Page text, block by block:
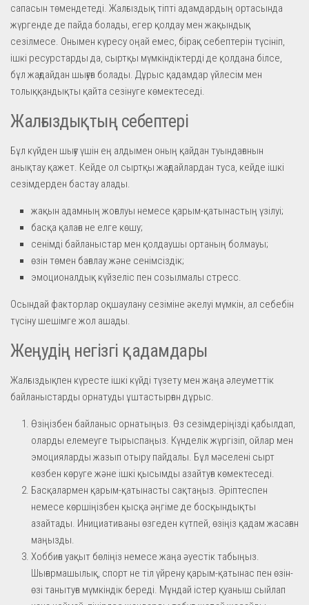
сапасын төмендетеді. Жалғыздық тіпті адамдардың ортасында
жүргенде де пайда болады, егер қолдау мен жақындық
сезілмесе. Онымен күресу оңай емес, бірақ себептерін түсініп,
ішкі ресурстарды да, сыртқы мүмкіндіктерді де қолдана білсе,
бұл жағдайдан шығуға болады. Дұрыс қадамдар үйлесім мен
толыққандықты қайта сезінуге көмектеседі.
Жалғыздықтың себептері
Бұл күйден шығу үшін ең алдымен оның қайдан туындағанын
анықтау қажет. Кейде ол сыртқы жағдайлардан туса, кейде ішкі
сезімдерден бастау алады.
жақын адамның жоғалуы немесе қарым-қатынастың үзілуі;
басқа қалаға не елге көшу;
сенімді байланыстар мен қолдаушы ортаның болмауы;
өзін төмен бағалау және сенімсіздік;
эмоционалдық күйзеліс пен созылмалы стресс.
Осындай факторлар оқшаулану сезіміне әкелуі мүмкін, ал себебін
түсіну шешімге жол ашады.
Жеңудің негізгі қадамдары
Жалғыздықпен күресте ішкі күйді түзету мен жаңа әлеуметтік
байланыстарды орнатуды ұштастырған дұрыс.
Өзіңізбен байланыс орнатыңыз. Өз сезімдеріңізді қабылдап,
оларды елемеуге тырыспаңыз. Күнделік жүргізіп, ойлар мен
эмоцияларды жазып отыру пайдалы. Бұл мәселені сырт
көзбен көруге және ішкі қысымды азайтуға көмектеседі.
Басқалармен қарым-қатынасты сақтаңыз. Әріптеспен
немесе көршіңізбен қысқа әңгіме де босқындықты
азайтады. Инициативаны өзгеден күтпей, өзіңіз қадам жасаған
маңызды.
Хоббиға уақыт бөліңіз немесе жаңа әуестік табыңыз.
Шығармашылық, спорт не тіл үйрену қарым-қатынас пен өзін-
өзі танытуға мүмкіндік береді. Мұндай істер қуаныш сыйлап